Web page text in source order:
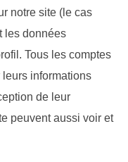
notre site (le cas
les données
Tous les comptes
informations
de leur
peuvent aussi voir et